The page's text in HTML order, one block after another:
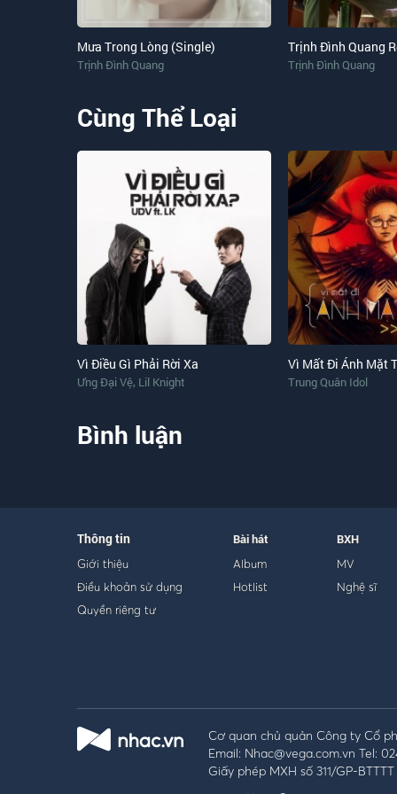
Mưa Trong Lòng (Single)
Trịnh Đình Quang Trịnh Đình Quang
Cùng Thể Loại
Vì Điều Gì Phải Rời Xa
Ưng Đại Vệ, Lil Knight
Vì Mất Đi Ánh Mặt
Trung Quân Idol
Bình luận
Thông tin
Giới thiệu
Điều khoản sử dụng
Quyền riêng tư
Bài hát
Album
Hotlist
BXH
MV
Nghệ sĩ
Cơ quan chủ quản Công ty Cổ
Email: Nhac@vega.com.vn Tel:
Giấy phép MXH số 311/GP-